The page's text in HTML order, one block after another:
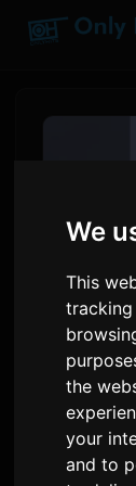
We
This
the
your
and to
Toua
'10'